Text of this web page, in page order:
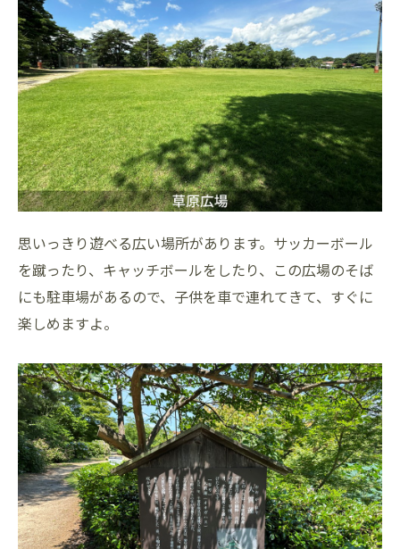
思いっきり遊べる広い場所があります。サッカーボール
を蹴ったり、キャッチボールをしたり、この広場のそば
にも駐車場があるので、子供を車で連れてきて、すぐに
楽しめますよ。